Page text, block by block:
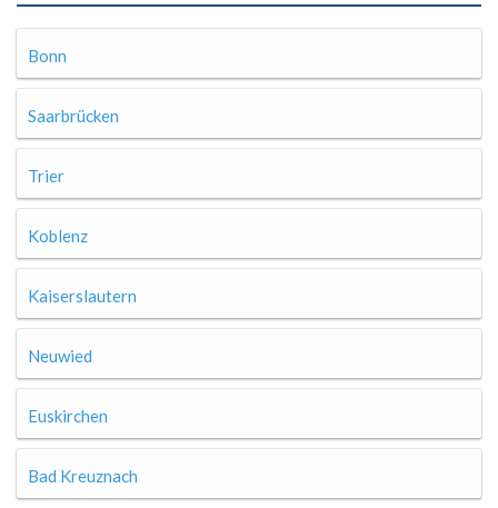
Bonn
Saarbrücken
Trier
Koblenz
Kaiserslautern
Neuwied
Euskirchen
Bad Kreuznach